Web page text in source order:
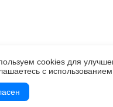
cookies для
с